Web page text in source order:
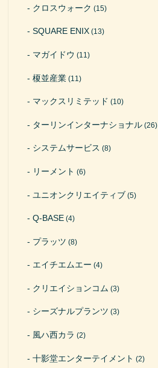
クロスウォーク (15)
SQUARE ENIX (13)
マガイドウ (11)
榎並産業 (11)
マックスリミテッド (10)
ターリンインターナショナル (26)
システムサービス (8)
リーメント (6)
ユニオンクリエイティブ (5)
Q-BASE (4)
プラッツ (8)
エイチエムエー (4)
クリエイションコム (3)
シーズナルプランツ (3)
風ハ西カラ (2)
十影堂エンターテイメント (2)